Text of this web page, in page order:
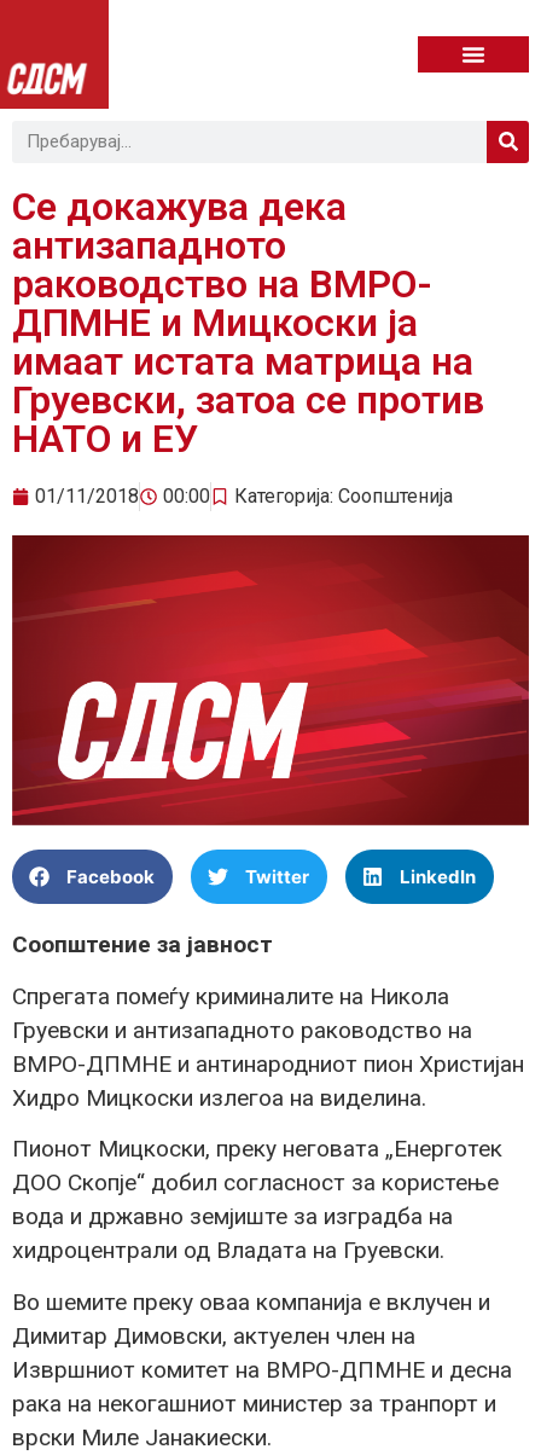
Се докажува дека
антизападното
раководство на ВМРО-
ДПМНЕ и Мицкоски ја
имаат истата матрица на
Груевски, затоа се против
НАТО и ЕУ
01/11/2018 00:00 Категорија: Соопштенија
Facebook Twitter LinkedIn
Соопштение за јавност
Спрегата помеѓу криминалите на Никола
Груевски и антизападното раководство на
ВМРО-ДПМНЕ и антинародниот пион Христијан
Хидро Мицкоски излегоа на виделина.
Пионот Мицкоски, преку неговата „Енерготек
ДОО Скопје“ добил согласност за користење
вода и државно земјиште за изградба на
хидроцентрали од Владата на Груевски.
Во шемите преку оваа компанија е вклучен и
Димитар Димовски, актуелен член на
Извршниот комитет на ВМРО-ДПМНЕ и десна
рака на некогашниот министер за транпорт и
врски Миле Јанакиески.